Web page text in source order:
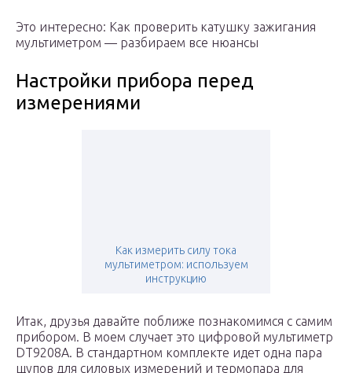
Это интересно: Как проверить катушку зажигания
мультиметром — разбираем все нюансы
Настройки прибора перед
измерениями
Как измерить силу тока
мультиметром: используем
инструкцию
Итак, друзья давайте поближе познакомимся с самим
прибором. В моем случает это цифровой мультиметр
DT9208A. В стандартном комплекте идет одна пара
щупов для силовых измерений и термопара для